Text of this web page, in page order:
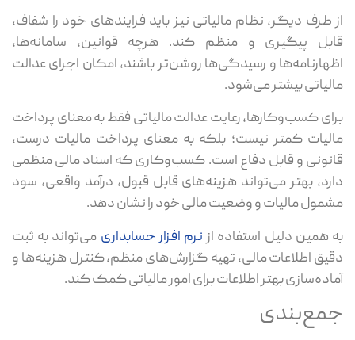
از طرف دیگر، نظام مالیاتی نیز باید فرایندهای خود را شفاف،
قابل پیگیری و منظم کند. هرچه قوانین، سامانه‌ها،
اظهارنامه‌ها و رسیدگی‌ها روشن‌تر باشند، امکان اجرای عدالت
مالیاتی بیشتر می‌شود.
برای کسب‌وکارها، رعایت عدالت مالیاتی فقط به معنای پرداخت
مالیات کمتر نیست؛ بلکه به معنای پرداخت مالیات درست،
قانونی و قابل دفاع است. کسب‌وکاری که اسناد مالی منظمی
دارد، بهتر می‌تواند هزینه‌های قابل قبول، درآمد واقعی، سود
مشمول مالیات و وضعیت مالی خود را نشان دهد.
به همین دلیل استفاده از نرم افزار حسابداری می‌تواند به ثبت
دقیق اطلاعات مالی، تهیه گزارش‌های منظم، کنترل هزینه‌ها و
آماده‌سازی بهتر اطلاعات برای امور مالیاتی کمک کند.
جمع‌بندی